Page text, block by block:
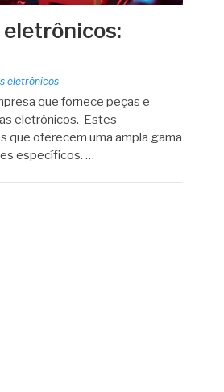
eletrônicos:
eletrônicos
que fornece peças e
eletrônicos. Estes
que oferecem uma ampla gama
específicos. …